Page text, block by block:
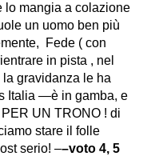
lo mangia a colazione
un uomo ben più
Fede ( con
in pista , nel
gravidanza le ha
Italia —è in gamba, e
UN TRONO ! di
stare il folle
serio! ––voto 4, 5